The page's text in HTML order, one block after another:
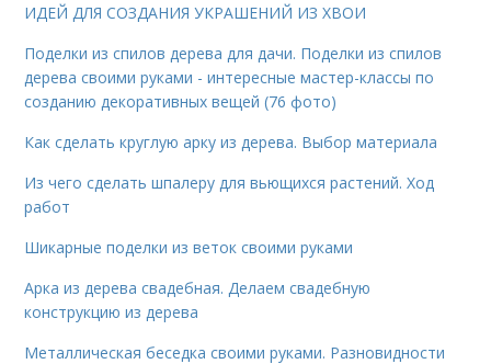
ИДЕЙ ДЛЯ СОЗДАНИЯ УКРАШЕНИЙ ИЗ ХВОИ
Поделки из спилов дерева для дачи. Поделки из спилов
дерева своими руками - интересные мастер-классы по
созданию декоративных вещей (76 фото)
Как сделать круглую арку из дерева. Выбор материала
Из чего сделать шпалеру для вьющихся растений. Ход
работ
Шикарные поделки из веток своими руками
Арка из дерева свадебная. Делаем свадебную
конструкцию из дерева
Металлическая беседка своими руками. Разновидности